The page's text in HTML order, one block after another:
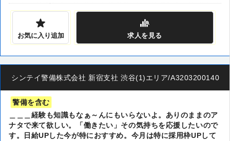
お気に入り追加 求人を見る
シンテイ警備株式会社 新宿支社 渋谷(1)エリア/A3203200140
警備を含む
＿＿＿経験も知識もなぁ～んにもいらないよ。ありのままのア
ナタで来て欲しい。「働きたい」その気持ちを応援したいので
す。日給UPした今が特におすすめ。今月は特に採用枠UPして